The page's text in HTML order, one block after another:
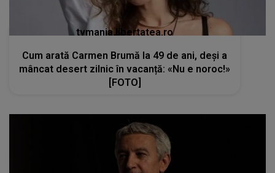
tvmania.libertatea.ro
Cum arată Carmen Brumă la 49 de ani, deși a
mâncat desert zilnic în vacanță: «Nu e noroc!»
[FOTO]